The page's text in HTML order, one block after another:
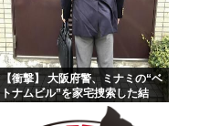
【衝撃】 大阪府警、ミナミの“ベ
トナムビル”を家宅捜索した結